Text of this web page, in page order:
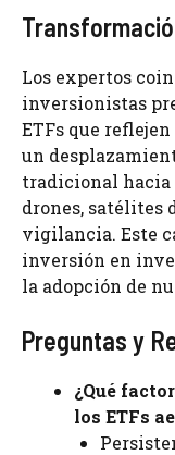
Los expertos
inversionistas
ETFs que
un
tradicional hacia
drones, satélites
vigilancia. Este
inversión en
la adopción de
Preguntas y
¿Qué
los ETFs